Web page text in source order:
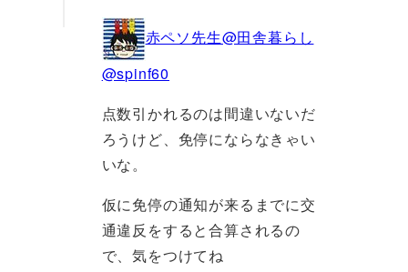
赤ペソ先生@田舎暮らし
@spinf60
点数引かれるのは間違いないだ
ろうけど、免停にならなきゃい
いな。
仮に免停の通知が来るまでに交
通違反をすると合算されるの
で、気をつけてね